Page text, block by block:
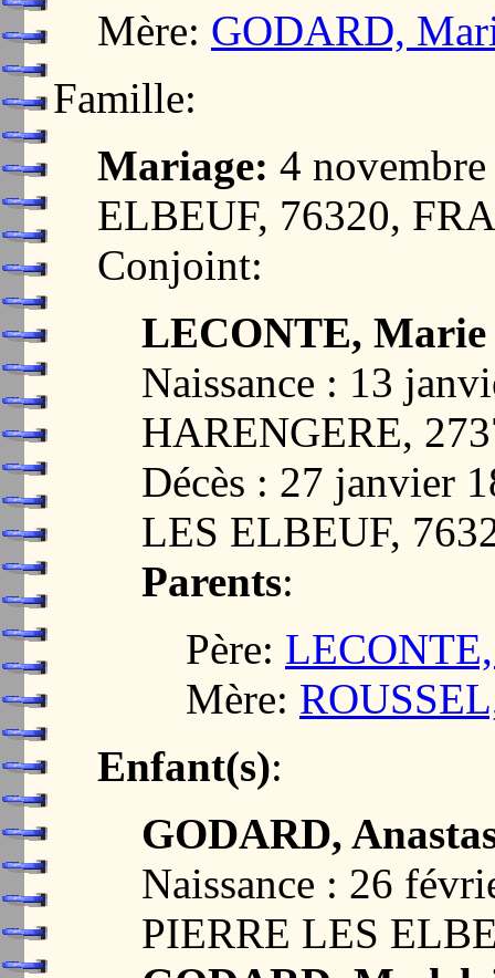
Mère: GODARD,
Famille:
Mariage: 4
ELBEUF, 76320,
Conjoint:
LECONTE, Marie
Naissance : 13
HARENGERE,
Décès : 27 janvier
LES ELBEUF,
Parents:
Père:
Mère:
Enfant(s):
GODARD,
Naissance : 26
PIERRE LES